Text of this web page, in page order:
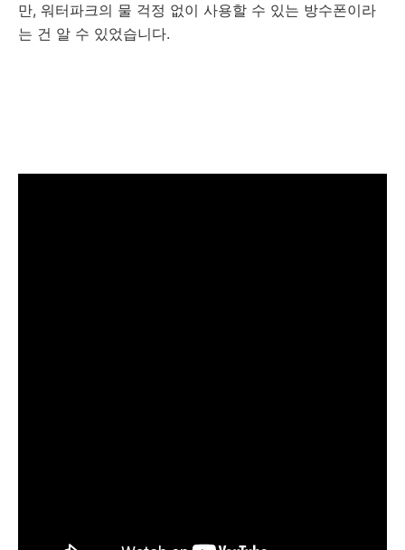
만, 워터파크의 물 걱정 없이 사용할 수 있는 방수폰이라
는 건 알 수 있었습니다.